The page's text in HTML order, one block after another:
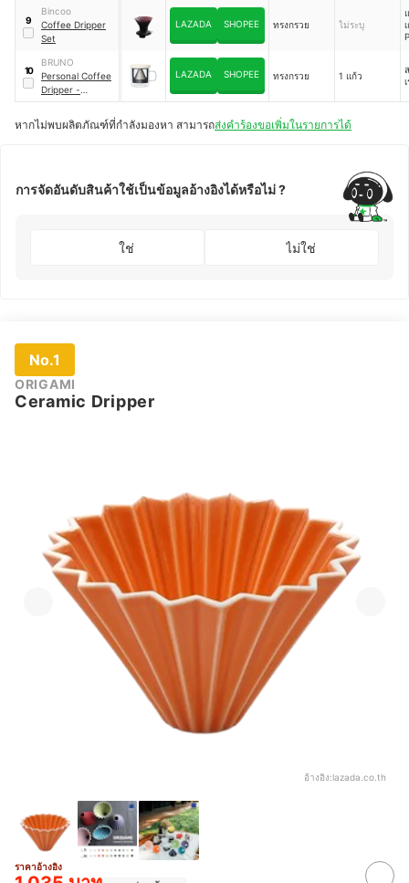
9
Bincoo
Coffee Dripper
Set
LAZADA SHOPEE ทรงกรวย ไม่ระบุ
10
BRUNO
Personal Coffee
Dripper -
BHK244
LAZADA SHOPEE ทรงกรวย 1 แก้ว
หากไม่พบผลิตภัณฑ์ที่กำลังมองหา สามารถส่งคำร้องขอเพิ่มในรายการได้
การจัดอันดับสินค้าใช้เป็นข้อมูลอ้างอิงได้หรือไม่ ?
ใช่ ไม่ใช่
No.1
ORIGAMI
Ceramic Dripper
อ้างอิง:lazada.co.th
ราคาอ้างอิง